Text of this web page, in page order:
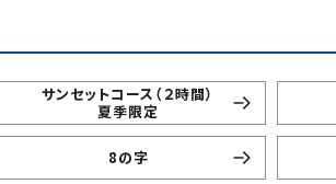
サンセットコース（２時間）
夏季限定
8の字